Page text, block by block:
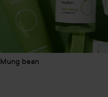
Mung bean